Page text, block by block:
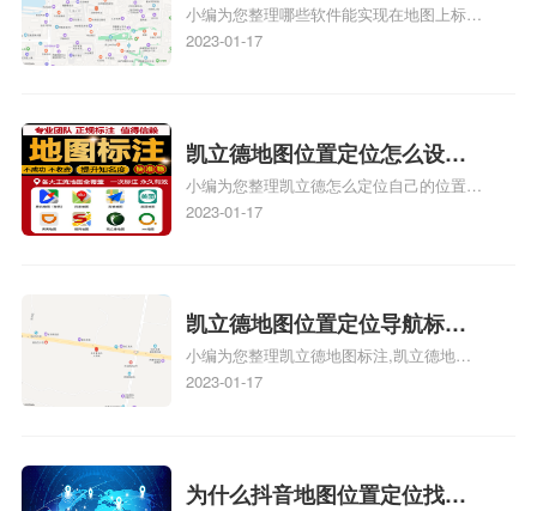
图位置地址标记？门指路人地
图标注服务中心苹果地图位置
小编为您整理哪些软件能实现在地图上标记
门指路人地图标注服务中心位置、门指路人
门指路人地图标注服务中心地址标注上地图
怎么弄相关地图标注知识，详情可查看下方
正文！
2023-01-17
凯立德地图位置定位怎么设置
自己的指路人地图标注服务中
心名？凯立德地图位置定位怎
小编为您整理凯立德怎么定位自己的位置
啊、手机凯立德地图定位怎么设置往上走、
地图标注服务中心铺招牌相关地图标注知
识，详情可查看下方正文！
2023-01-17
凯立德地图位置定位导航标
注？凯立德地图位置定位,导航,
标注？
小编为您整理凯立德地图标注,凯立德地图
标注怎么做啊、凯立德地图标注,凯立德地
相关地图标注知识，详情可查看下方正文！
2023-01-17
为什么抖音地图位置定位找不